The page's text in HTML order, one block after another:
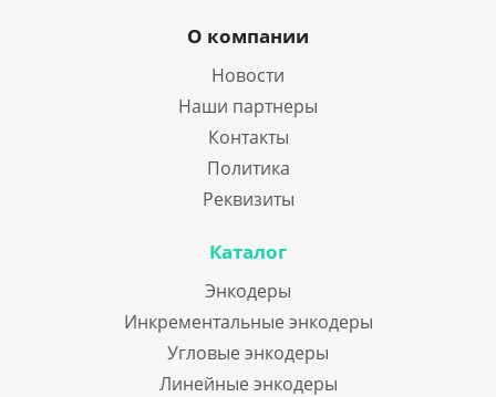
О компании
Новости
Наши партнеры
Контакты
Политика
Реквизиты
Каталог
Энкодеры
Инкрементальные энкодеры
Угловые энкодеры
Линейные энкодеры